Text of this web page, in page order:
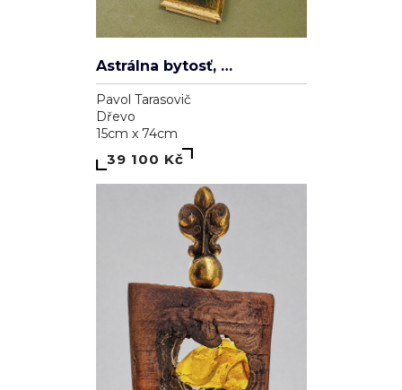
Astrálna bytosť, ktorá má cnosť
Pavol Tarasovič
Dřevo
15cm x 74cm
39 100 Kč